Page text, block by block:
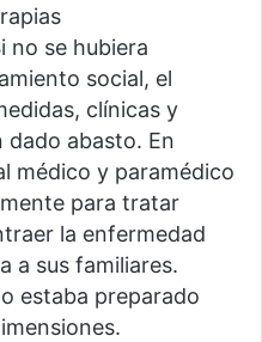
no se hubiera
social, el
clínicas y
dado abasto. En
médico y paramédico
para tratar
la enfermedad
a sus familiares.
estaba preparado